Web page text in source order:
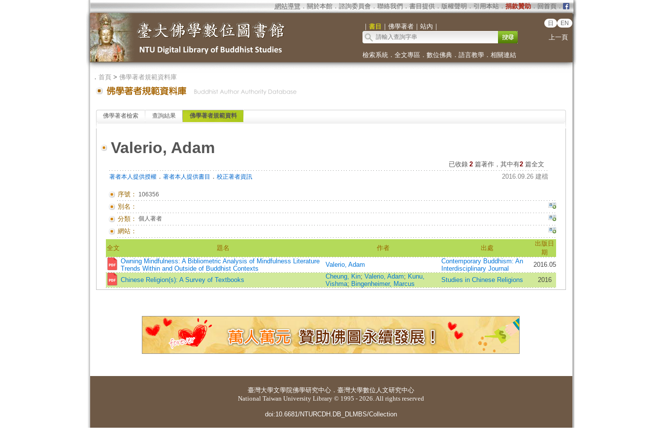
網站導覽 ． 關於本館． 諮詢委員會． 聯絡我們 ． 書目提供． 版權聲明 ． 引用本站． 捐款贊助．回首頁．
｜ 書目 ｜ 佛學著者｜ 站內 ｜ 日 EN
上一頁
檢索系統． 全文專區 ． 數位佛典． 語言教學． 相關連結
． 首頁> 佛學著者規範資料庫
佛學著者檢索 查詢結果 佛學著者規範資料
Valerio, Adam
已收錄 2 篇著作，其中有2篇全文
著者本人提供授權． 著者本人提供書目 ． 校正著者資訊 2016.09.26 建檔
序號： 106356
別名：
分類： 個人著者
網站：
全文 題名 作者 出處
出版日
期
Owning Mindfulness: A Bibliometric Analysis of Mindfulness Literature
Trends Within and Outside of Buddhist Contexts
Valerio, Adam
Contemporary Buddhism: An
Interdisciplinary Journal
2016.05
Chinese Religion(s): A Survey of Textbooks Cheung, Kin; Valerio, Adam; Kunu,
Vishma; Bingenheimer, Marcus
Studies in Chinese Religions 2016
臺灣大學文學院佛學研究中心 ． 臺灣大學數位人文研究中心
National Taiwan University Library © 1995 - 2026. All rights reserved
doi:10.6681/NTURCDH.DB_DLMBS/Collection